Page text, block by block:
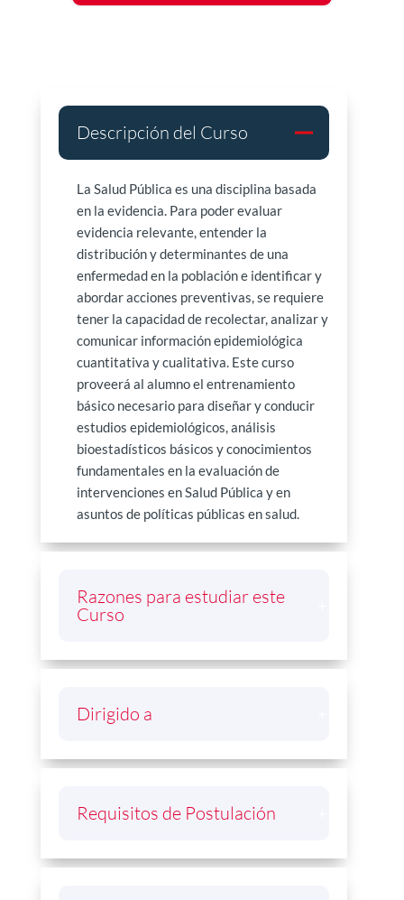
Descripción del Curso
La Salud Pública es una disciplina basada
en la evidencia. Para poder evaluar
evidencia relevante, entender la
distribución y determinantes de una
enfermedad en la población e identificar y
abordar acciones preventivas, se requiere
tener la capacidad de recolectar, analizar y
comunicar información epidemiológica
cuantitativa y cualitativa. Este curso
proveerá al alumno el entrenamiento
básico necesario para diseñar y conducir
estudios epidemiológicos, análisis
bioestadísticos básicos y conocimientos
fundamentales en la evaluación de
intervenciones en Salud Pública y en
asuntos de políticas públicas en salud.
Razones para estudiar este
Curso
Dirigido a
Requisitos de Postulación